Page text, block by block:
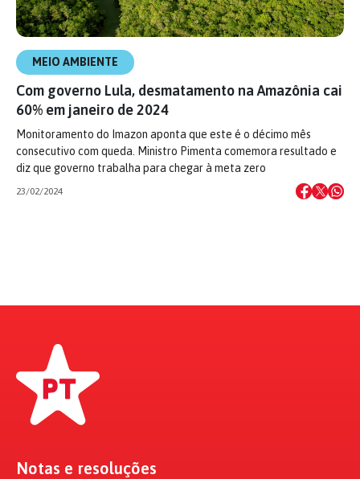
MEIO AMBIENTE
Com governo Lula, desmatamento na Amazônia cai
60% em janeiro de 2024
Monitoramento do Imazon aponta que este é o décimo mês
consecutivo com queda. Ministro Pimenta comemora resultado e
diz que governo trabalha para chegar à meta zero
23/02/2024
Notas e resoluções